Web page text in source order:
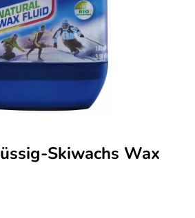
Skiwachs Wax